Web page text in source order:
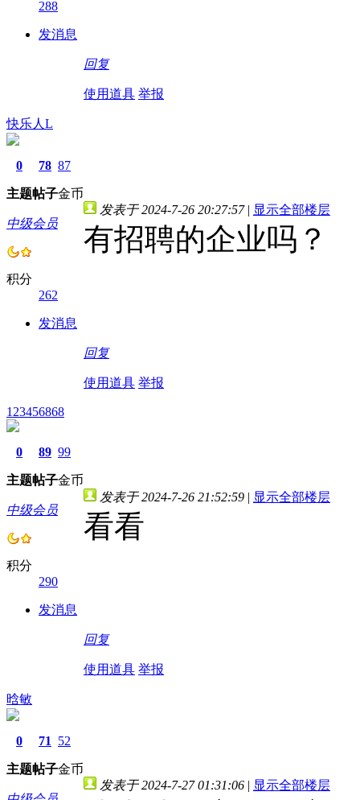
288
发消息
回复
使用道具 举报
快乐人L
0
主题
78
帖子
87
金币
中级会员
积分
262
发消息
发表于 2024-7-26 20:27:57 | 显示全部楼层
有招聘的企业吗？
回复
使用道具 举报
123456868
0
主题
89
帖子
99
金币
中级会员
积分
290
发消息
发表于 2024-7-26 21:52:59 | 显示全部楼层
看看
回复
使用道具 举报
晗敏
0
主题
71
帖子
52
金币
发表于 2024-7-27 01:31:06 | 显示全部楼层